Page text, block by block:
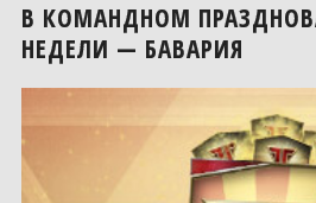
В КОМАНДНОМ
НЕДЕЛИ — БАВАРИЯ